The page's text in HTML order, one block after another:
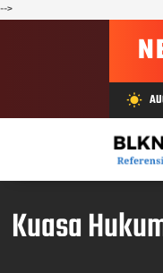
-->
wb_sunny
Kuasa